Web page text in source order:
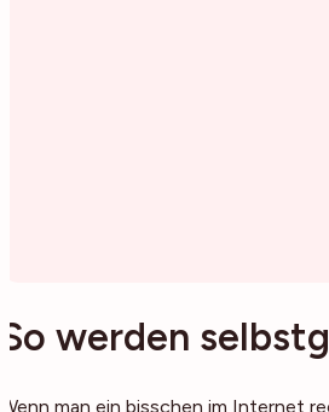
So werden
Wenn man ein bisschen im Internet